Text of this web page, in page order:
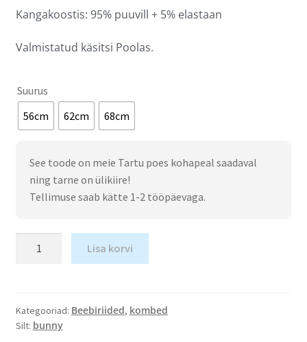
Kangakoostis: 95% puuvill + 5% elastaan
Valmistatud käsitsi Poolas.
Suurus
56cm
62cm 68cm
See toode on meie Tartu poes kohapeal saadaval
ning tarne on ülikiire!
Tellimuse saab kätte 1-2 tööpäevaga.
Lisa korvi
Kategooriad: Beebiriided, kombed
Silt: bunny